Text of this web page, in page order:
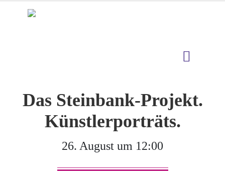
Das Steinbank-Projekt.
Künstlerporträts.
26. August um 12:00